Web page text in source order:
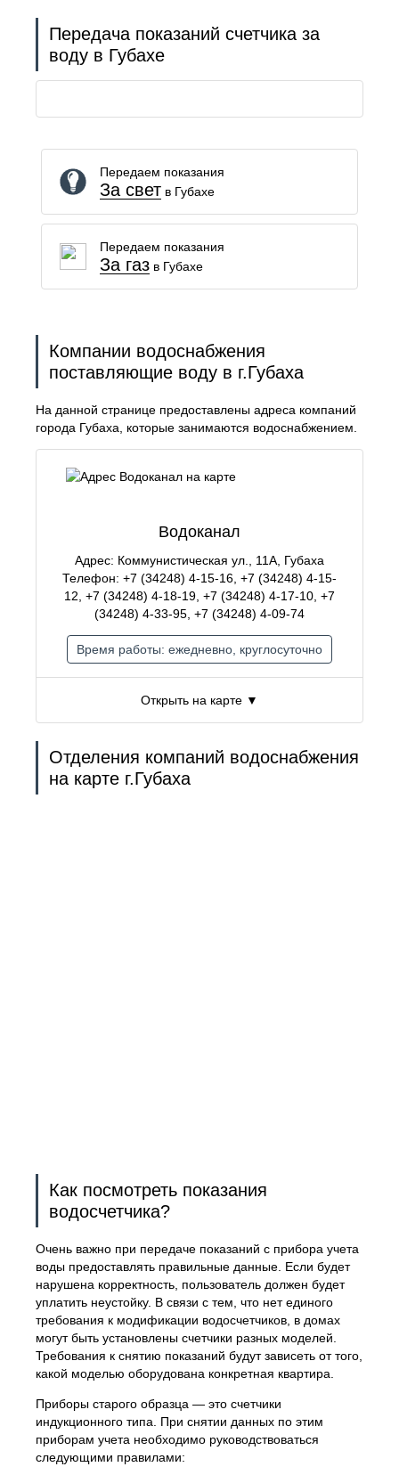
Передача показаний счетчика за
воду в Губахе
Передаем показания
За светв Губахе
Передаем показания
За газв Губахе
Компании водоснабжения
поставляющие воду в г.Губаха
На данной странице предоставлены адреса компаний
города Губаха, которые занимаются водоснабжением.
Открыть на карте ▼
Водоканал
Адрес: Коммунистическая ул., 11А, Губаха
Телефон: +7 (34248) 4-15-16, +7 (34248) 4-15-
12, +7 (34248) 4-18-19, +7 (34248) 4-17-10, +7
(34248) 4-33-95, +7 (34248) 4-09-74
Время работы: ежедневно, круглосуточно
Отделения компаний водоснабжения
на карте г.Губаха
Как посмотреть показания
водосчетчика?
Очень важно при передаче показаний с прибора учета
воды предоставлять правильные данные. Если будет
нарушена корректность, пользователь должен будет
уплатить неустойку. В связи с тем, что нет единого
требования к модификации водосчетчиков, в домах
могут быть установлены счетчики разных моделей.
Требования к снятию показаний будут зависеть от того,
какой моделью оборудована конкретная квартира.
Приборы старого образца — это счетчики
индукционного типа. При снятии данных по этим
приборам учета необходимо руководствоваться
следующими правилами: